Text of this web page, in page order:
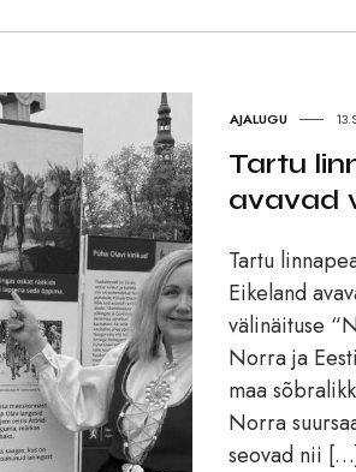
AJALUGU
Tartu
avavad
Tartu
Eikeland
välinäituse
Norra ja
maa
Norra
seovad nii